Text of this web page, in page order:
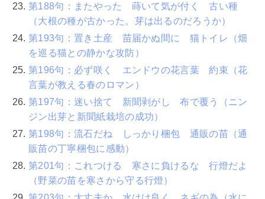
第188句：またやった 蒔いて気が付く 古い種
（大根の種が古かった。芽は出るのだろうか）
第193句：置き土産 苗届かぬ間に 猫トイレ（畑
を巡る猫との静かな攻防）
第196句：必ず咲く エンドウの花言葉 約束（花
言葉が教える春のロマン）
第197句：迷い捨て 新聞剥がし 布で覆う（ニン
ジン出芽と新聞紙栽培の成功）
第198句：流石だね しっかり梱包 通販の苗（通
販苗の丁寧梱包に感動）
第201句：これつける 寒さに負けるな 行燈だよ
（野菜の苗を寒さから守る行燈）